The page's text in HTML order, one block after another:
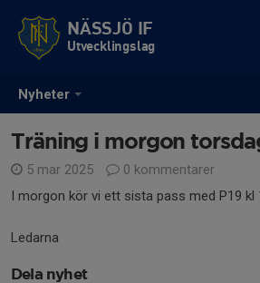
Nyheter
NÄSSJÖ IF
Utvecklingslag
Träning i morgon
5 mar 2025
0 kommentarer
I morgon kör vi ett sista pass med P19 kl
Ledarna
Dela nyhet